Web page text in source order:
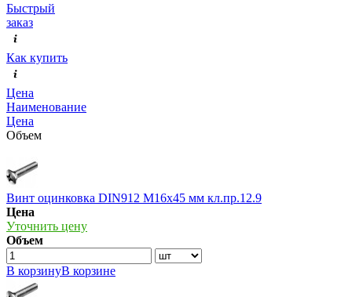
Быстрый
заказ
Как купить
Цена
Наименование
Цена
Объем
Винт оцинковка DIN912 М16х45 мм кл.пр.12.9
Цена
Уточнить цену
Объем
В корзинуВ корзине